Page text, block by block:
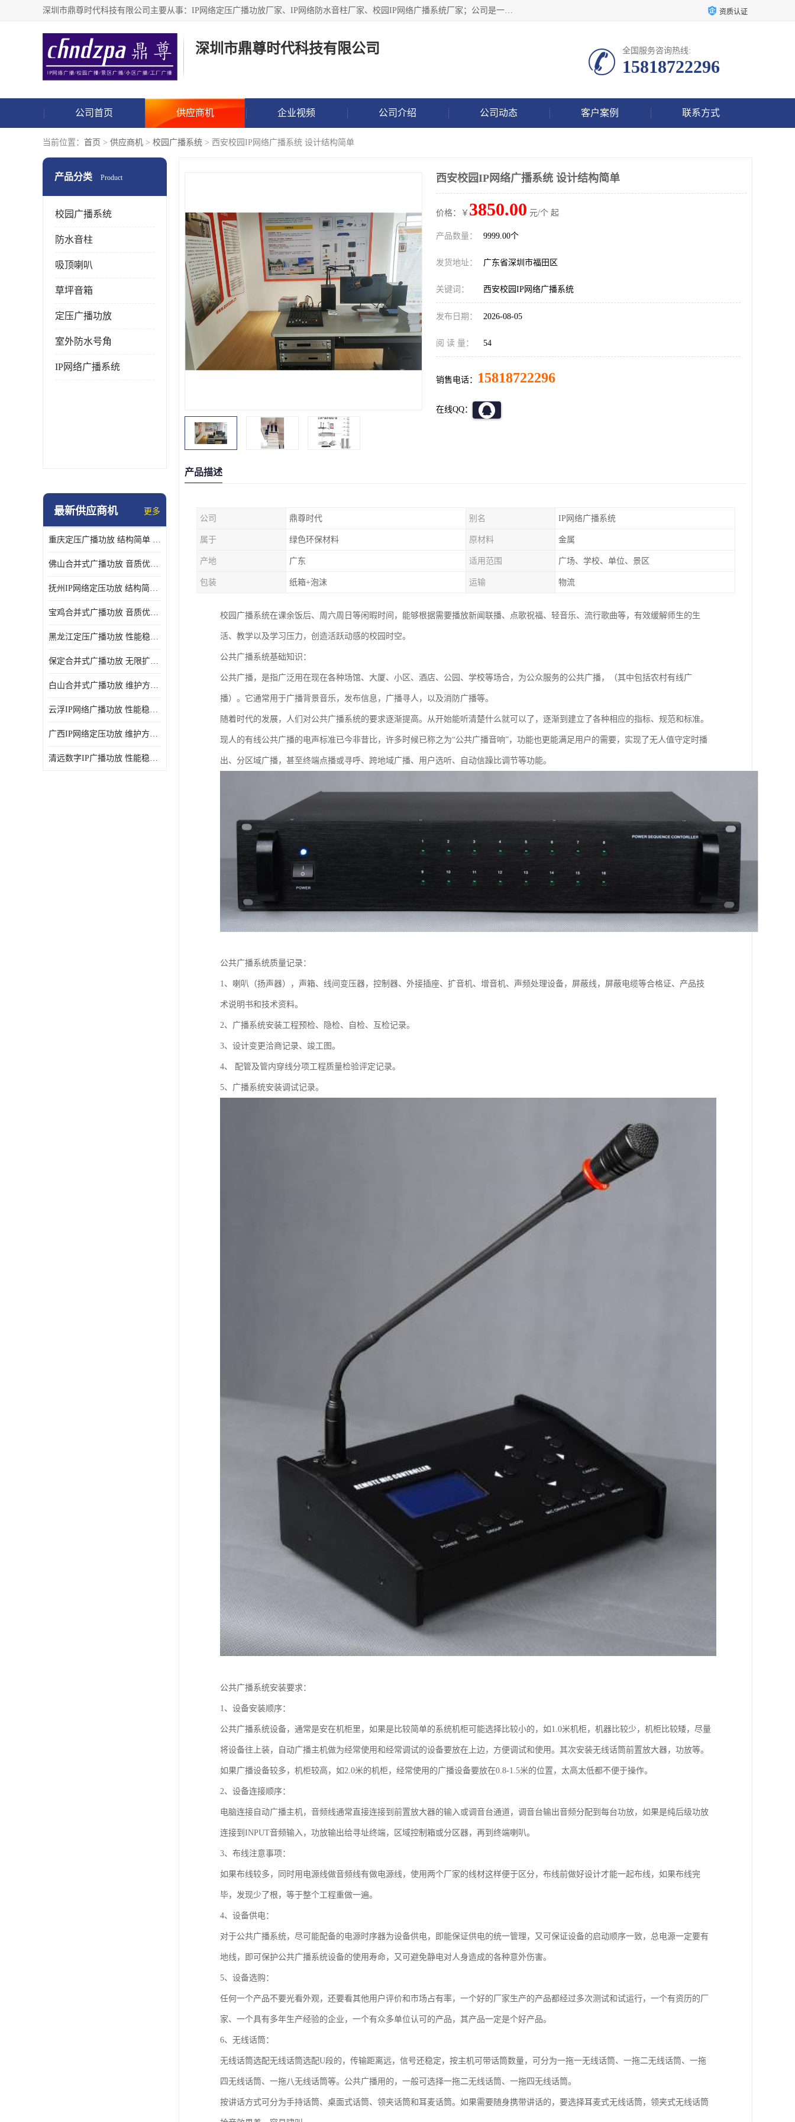
深圳市鼎尊时代科技有限公司主要从事：IP网络定压广播功放厂家、IP网络防水音柱厂家、校园IP网络广播系统厂家；公司是一家集研发、生产、销售公共广播器材于一体的现代电子科技企业。公司成立多年来，本着“自主研发技术、开拓稳定的产品”的宗旨，集多年的行业经验，引航广播行业的迅猛发展，使产品能够适应时代技术发展的需要。 资质认证
深圳市鼎尊时代科技有限公司 全国服务咨询热线:
15818722296
公司首页 供应商机 企业视频 公司介绍 公司动态 客户案例 联系方式
当前位置： 首页 > 供应商机 > 校园广播系统 > 西安校园IP网络广播系统 设计结构简单
产品分类 Product
校园广播系统
防水音柱
吸顶喇叭
草坪音箱
定压广播功放
室外防水号角
IP网络广播系统
最新供应商机 更多
重庆定压广播功放 结构简单 传输距离远
佛山合并式广播功放 音质优美清晰 输出电压大 电流小
抚州IP网络定压功放 结构简单 多应用于公共场合
宝鸡合并式广播功放 音质优美清晰 维护方便
黑龙江定压广播功放 性能稳定 无限扩容
保定合并式广播功放 无限扩容 设计结构简单
白山合并式广播功放 维护方便 多应用于公共场合
云浮IP网络广播功放 性能稳定 设计结构简单
广西IP网络定压功放 维护方便 多应用于公共场合
清远数字IP广播功放 性能稳定 传输距离远
西安校园IP网络广播系统 设计结构简单
价格：￥ 3850.00 元/个 起
产品数量： 9999.00个
发货地址： 广东省深圳市福田区
关键词： 西安校园IP网络广播系统
发布日期： 2026-08-05
阅 读 量： 54
销售电话： 15818722296
在线QQ：
产品描述
公司 鼎尊时代 别名 IP网络广播系统
属于 绿色环保材料 原材料 金属
产地 广东 适用范围 广场、学校、单位、景区
包装 纸箱+泡沫 运输 物流
校园广播系统在课余饭后、周六周日等闲暇时间，能够根据需要播放新闻联播、点歌祝福、轻音乐、流行歌曲等，有效缓解师生的生
活、教学以及学习压力，创造活跃动感的校园时空。
公共广播系统基础知识：
公共广播，是指广泛用在现在各种场馆、大厦、小区、酒店、公园、学校等场合，为公众服务的公共广播，（其中包括农村有线广
播）。它通常用于广播背景音乐，发布信息，广播寻人，以及消防广播等。
随着时代的发展，人们对公共广播系统的要求逐渐提高。从开始能听清楚什么就可以了，逐渐到建立了各种相应的指标、规范和标准。
现人的有线公共广播的电声标准已今非昔比，许多时候已称之为“公共广播音响”，功能也更能满足用户的需要，实现了无人值守定时播
出、分区域广播，甚至终端点播或寻呼、跨地域广播、用户选听、自动信躁比调节等功能。
公共广播系统质量记录：
1、喇叭（扬声器），声箱、线间变压器，控制器、外接插座、扩音机、增音机、声频处理设备，屏蔽线，屏蔽电缆等合格证、产品技
术说明书和技术资料。
2、广播系统安装工程预检、隐检、自检、互检记录。
3、设计变更洽商记录、竣工图。
4、 配管及管内穿线分项工程质量检验评定记录。
5、广播系统安装调试记录。
公共广播系统安装要求：
1、设备安装顺序：
公共广播系统设备，通常是安在机柜里，如果是比较简单的系统机柜可能选择比较小的，如1.0米机柜，机器比较少，机柜比较矮，尽量
将设备往上装，自动广播主机做为经常使用和经常调试的设备要放在上边，方便调试和使用。其次安装无线话筒前置放大器，功放等。
如果广播设备较多，机柜较高，如2.0米的机柜，经常使用的广播设备要放在0.8-1.5米的位置，太高太低都不便于操作。
2、设备连接顺序：
电脑连接自动广播主机，音频线通常直接连接到前置放大器的输入或调音台通道，调音台输出音频分配到每台功放，如果是纯后级功放
连接到INPUT音频输入，功放输出给寻址终端，区域控制箱或分区器，再到终端喇叭。
3、布线注意事项：
如果布线较多，同时用电源线做音频线有做电源线，使用两个厂家的线材这样便于区分，布线前做好设计才能一起布线，如果布线完
毕，发现少了根，等于整个工程重做一遍。
4、设备供电：
对于公共广播系统，尽可能配备的电源时序器为设备供电，即能保证供电的统一管理，又可保证设备的启动顺序一致，总电源一定要有
地线，即可保护公共广播系统设备的使用寿命，又可避免静电对人身造成的各种意外伤害。
5、设备选购：
任何一个产品不要光看外观，还要看其他用户评价和市场占有率，一个好的厂家生产的产品都经过多次测试和试运行，一个有资历的厂
家、一个具有多年生产经验的企业，一个有众多单位认可的产品，其产品一定是个好产品。
6、无线话筒：
无线话筒选配无线话筒选配U段的，传输距离远，信号还稳定，按主机可带话筒数量，可分为一拖一无线话筒、一拖二无线话筒、一拖
四无线话筒、一拖八无线话筒等。公共广播用的，一般可选择一拖二无线话筒、一拖四无线话筒。
按讲话方式可分为手持话筒、桌面式话筒、领夹话筒和耳麦话筒。如果需要随身携带讲话的，要选择耳麦式无线话筒，领夹式无线话筒